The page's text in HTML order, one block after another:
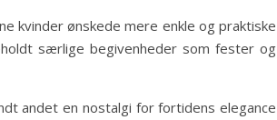
kvinder ønskede mere enkle og praktiske
særlige begivenheder som fester og
andet en nostalgi for fortidens elegance